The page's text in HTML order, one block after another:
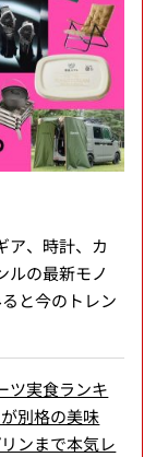
ア、時計、カ
ルの最新モノ
と今のトレン
ツ実食ランキ
別格の美味
ンまで本気レ